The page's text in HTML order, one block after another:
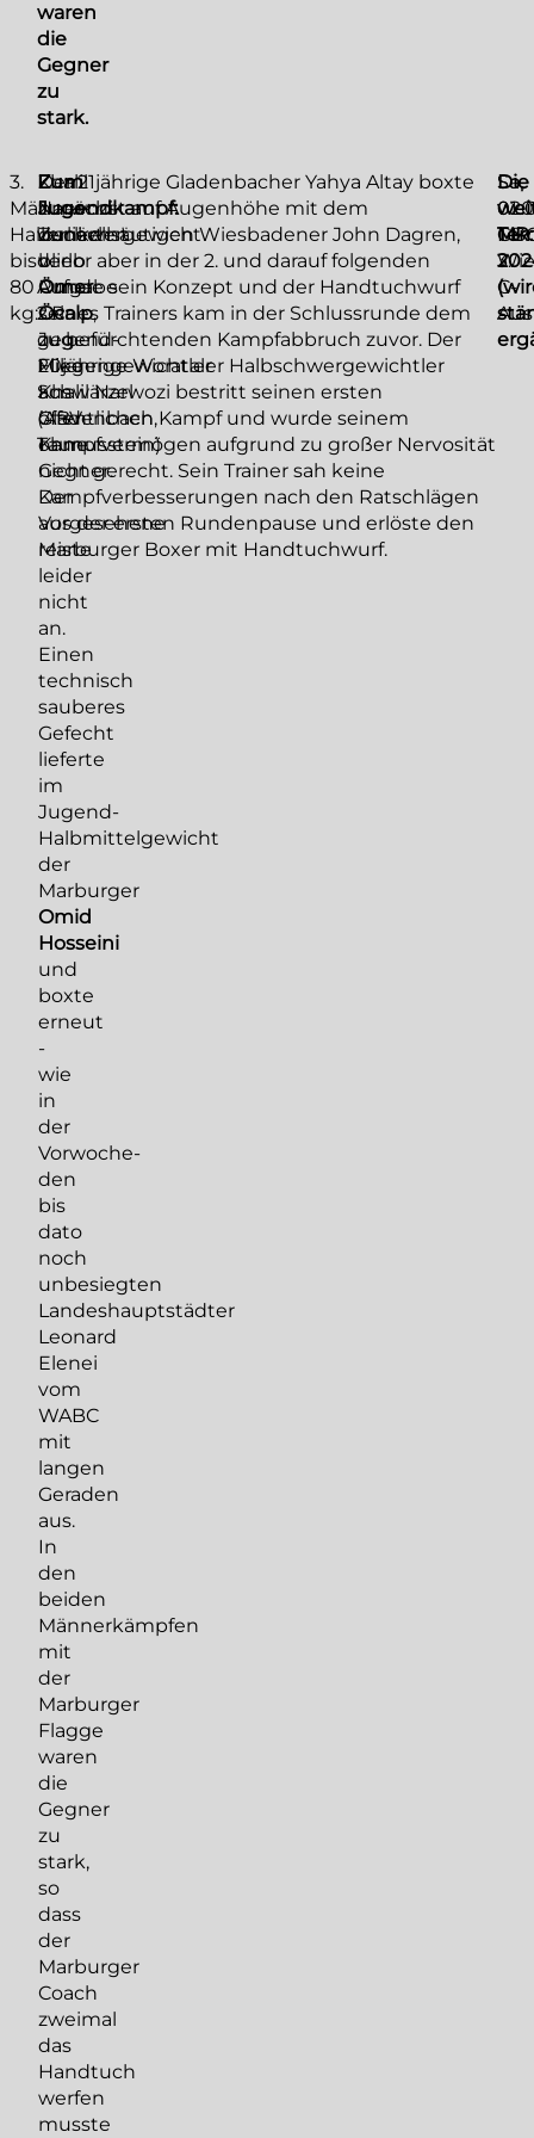
waren
die
Gegner
zu
stark.
3.
Männer-
Halbschwergewicht
bis
80
kg:
Khalil
Narwozi
verliert
d.
Aufgabe
2.R.
geg.
Mike
Schwärzel
(ABV
Taunusstein)
Zum
Jugendkampf:
Zunächst
blieb
Ömer
Öcalp,
Jugend-
Fliegengewichtler
aus
Gladenbach,
ohne
Gegner.
Der
Vorgesehene
reiste
leider
nicht
an.
Einen
technisch
sauberes
Gefecht
lieferte
im
Jugend-
Halbmittelgewicht
der
Marburger
Omid
Hosseini
und
boxte
erneut
-
wie
in
der
Vorwoche-
den
bis
dato
noch
unbesiegten
Landeshauptstädter
Leonard
Elenei
vom
WABC
mit
langen
Geraden
aus.
In
den
beiden
Männerkämpfen
mit
der
Marburger
Flagge
waren
die
Gegner
zu
stark,
so
dass
der
Marburger
Coach
zweimal
das
Handtuch
werfen
musste
Der 21jährige Gladenbacher Yahya Altay boxte
zunächst auf Augenhöhe mit dem
dunkelhäutigen Wiesbadener John Dagren,
verlor aber in der 2. und darauf folgenden
Runde sein Konzept und der Handtuchwurf
seines Trainers kam in der Schlussrunde dem
zu befürchtenden Kampfabbruch zuvor. Der
20jährige Worataler Halbschwergewichtler
Khalil Narwozi bestritt seinen ersten
öffentlichen Kampf und wurde seinem
Kampfvermögen aufgrund zu großer Nervosität
nicht gerecht. Sein Trainer sah keine
Kampfverbesserungen nach den Ratschlägen
aus der ersten Rundenpause und erlöste den
Marburger Boxer mit Handtuchwurf.
Die
Sa,
So,
MR:
3.
C-